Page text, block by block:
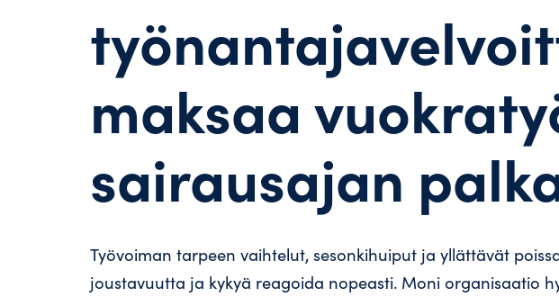
maksaa
sairausajan
Työvoiman tarpeen vaihtelut, sesonkihuiput ja yllättävät
joustavuutta ja kykyä reagoida nopeasti. Moni organisaatio